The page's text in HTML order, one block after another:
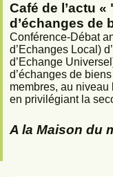
Café de l’actu
d’échanges de
Conférence-Débat
d’Echanges Local)
d’Echange
d’échanges de
membres, au
en privilégiant la
A la Maison du